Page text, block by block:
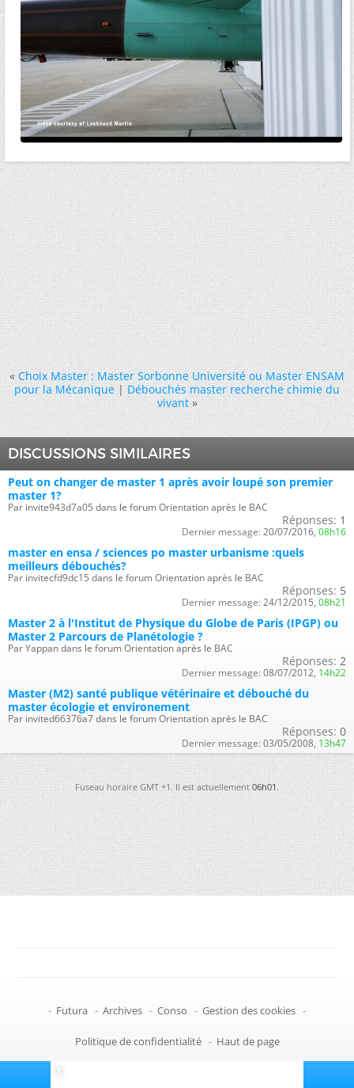
« Choix Master : Master Sorbonne Université ou Master ENSAM
pour la Mécanique|Débouchés master recherche chimie du
vivant »
DISCUSSIONS SIMILAIRES
Peut on changer de master 1 après avoir loupé son premier
master 1?
Par invite943d7a05 dans le forum Orientation après le BAC
Réponses: 1
Dernier message: 20/07/2016, 08h16
master en ensa / sciences po master urbanisme :quels
meilleurs débouchés?
Par invitecfd9dc15 dans le forum Orientation après le BAC
Réponses: 5
Dernier message: 24/12/2015, 08h21
Master 2 à l'Institut de Physique du Globe de Paris (IPGP) ou
Master 2 Parcours de Planétologie ?
Par Yappan dans le forum Orientation après le BAC
Réponses: 2
Dernier message: 08/07/2012, 14h22
Master (M2) santé publique vétérinaire et débouché du
master écologie et environement
Par invited66376a7 dans le forum Orientation après le BAC
Réponses: 0
Dernier message: 03/05/2008, 13h47
Fuseau horaire GMT +1. Il est actuellement06h01.
- Futura - Archives - Conso - Gestion des cookies -
Politique de confidentialité - Haut de page